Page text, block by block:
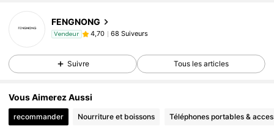
FENGNONG
Vendeur 4,70 68 Suiveurs
Suivre Tous les articles
Vous Aimerez Aussi
recommander Nourriture et boissons Téléphones portables &